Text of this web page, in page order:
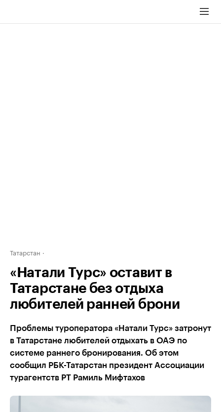
Татарстан
«Натали Турс» оставит в
Татарстане без отдыха
любителей ранней брони
Проблемы туроператора «Натали Турс» затронут
в Татарстане любителей отдыхать в ОАЭ по
системе раннего бронирования. Об этом
сообщил РБК-Татарстан президент Ассоциации
турагентств РТ Рамиль Мифтахов